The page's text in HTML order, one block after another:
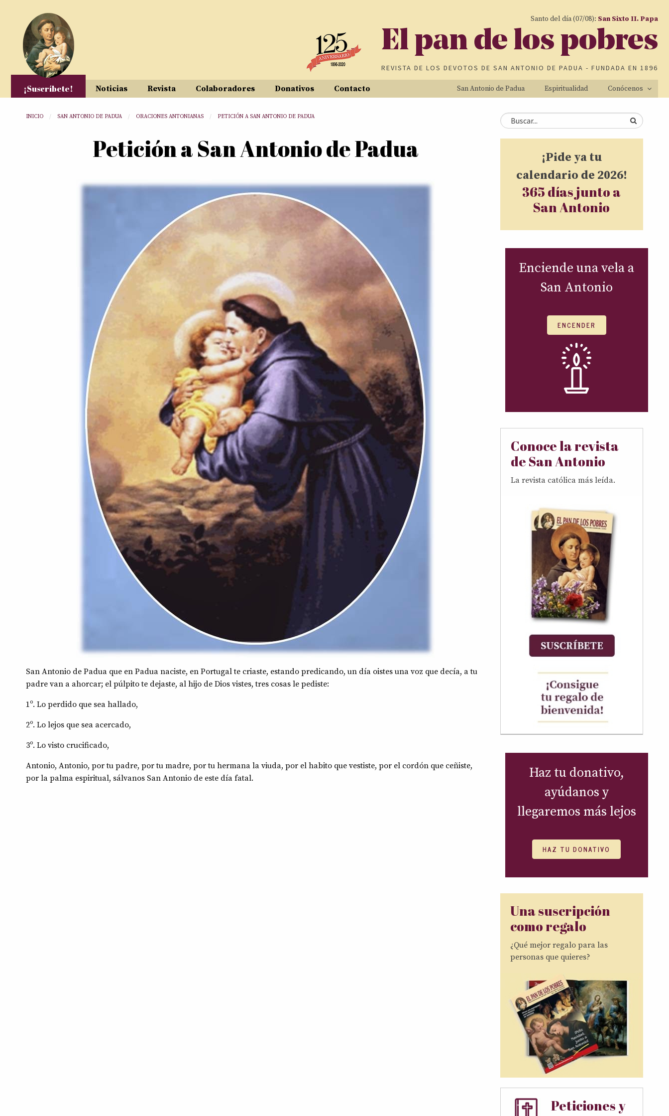
Santo del día (07/08): San Sixto II. Papa
El pan de los pobres
REVISTA DE LOS DEVOTOS DE SAN ANTONIO DE PADUA - FUNDADA EN 1896
¡Suscríbete! Noticias Revista Colaboradores Donativos Contacto San Antonio de Padua Espiritualidad Conócenos
Usted está aquí
INICIO SAN ANTONIO DE PADUA ORACIONES ANTONIANAS PETICIÓN A SAN ANTONIO DE PADUA
Petición a San Antonio de Padua
San Antonio de Padua que en Padua naciste, en Portugal te criaste, estando predicando, un día oistes una voz que decía, a tu
padre van a ahorcar; el púlpito te dejaste, al hijo de Dios vistes, tres cosas le pediste:
1º. Lo perdido que sea hallado,
2º. Lo lejos que sea acercado,
3º. Lo visto crucificado,
Antonio, Antonio, por tu padre, por tu madre, por tu hermana la viuda, por el habito que vestiste, por el cordón que ceñiste,
por la palma espiritual, sálvanos San Antonio de este día fatal.
Formulario de
búsqueda
Buscar
¡Pide ya tu
calendario de 2026!
365 días junto a
San Antonio
Enciende una vela a
San Antonio
ENCENDER
Conoce la revista
de San Antonio
La revista católica más leída.
Haz tu donativo,
ayúdanos y
llegaremos más lejos
HAZ TU DONATIVO
Una suscripción
como regalo
¿Qué mejor regalo para las
personas que quieres?
Peticiones y